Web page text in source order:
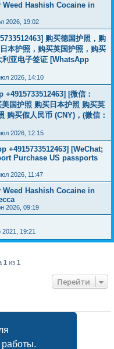
работы.
Weed Hashish Cocaine in
2026, 19:02
购买德国护照，购
本护照，购买英国护照，购买
利亚电子签证 [WhatsApp
2026, 14:10
[微信：
国护照 购买日本护照 购买英
购买假人民币 (CNY)，(微信：
2026, 12:15
+4915733512463] [WeChat;
Purchase US passports
2026, 11:47
Weed Hashish Cocaine in
2026, 09:19
2021, 19:21
1 из 1
Перейти